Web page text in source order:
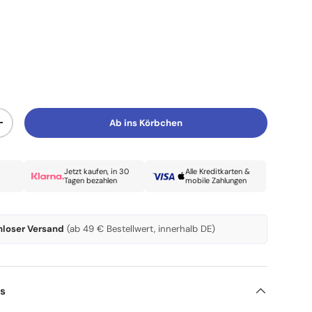
erhöhen Ab ins Körbchen
Jetzt kaufen, in 30
Tagen bezahlen
Alle Kreditkarten &
mobile Zahlungen
Versand (ab 49 € Bestellwert, innerhalb DE)